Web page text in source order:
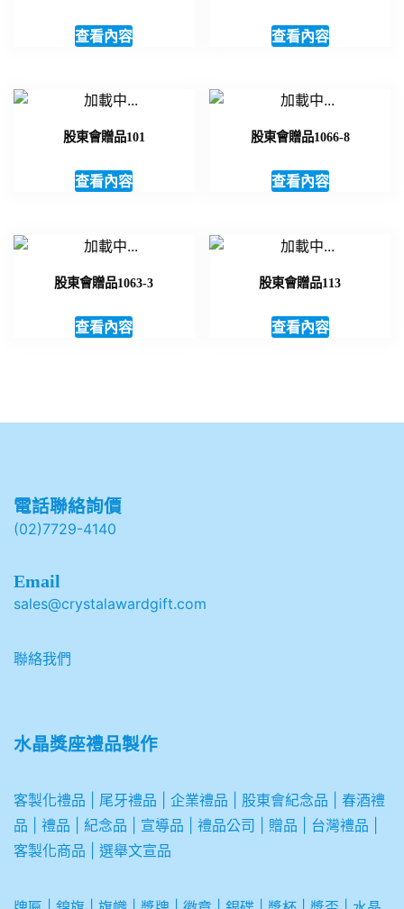
查看內容 查看內容
股東會贈品101
查看內容
股東會贈品1066-8
查看內容
股東會贈品1063-3
查看內容
股東會贈品113
查看內容
電話聯絡詢價
(02)7729-4140
Email
sales@crystalawardgift.com
聯絡我們
水晶獎座禮品製作
客製化禮品 尾牙禮品 企業禮品 股東會紀念品
春酒禮
品
禮品 紀念品 宣導品 禮品公司 贈品 台灣禮品
客製化商品
選舉文宣品